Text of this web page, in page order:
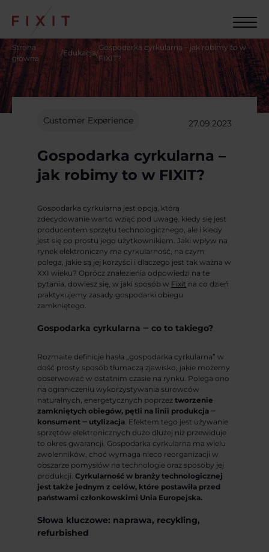
Strona
główna
/Edukacja/
Gospodarka cyrkularna – jak robimy to w
FIXIT?
Customer Experience 27.09.2023
Gospodarka cyrkularna –
jak robimy to w FIXIT?
Gospodarka cyrkularna jest opcją, którą
zdecydowanie warto wziąć pod uwagę, kiedy się jest
producentem sprzętu technologicznego, ale i kiedy
jest się po prostu jego użytkownikiem. Jaki wpływ na
rynek elektroniczny ma cyrkularność, na czym
polega, jakie są jej korzyści i dlaczego jest tak ważna w
XXI wieku? Oprócz znalezienia odpowiedzi na te
pytania, dowiesz się, w jaki sposób w Fixit na co dzień
praktykujemy zasady gospodarki obiegu
zamkniętego.
Gospodarka cyrkularna ‒ co to takiego?
Rozmaite definicje hasła „gospodarka cyrkularna” w
dość prosty sposób tłumaczą zjawisko, jakie możemy
obserwować w ostatnim czasie na rynku. Polega ono
na ograniczeniu wykorzystywania surowców
naturalnych, energetycznych poprzeztworzenie
zamkniętych obiegów, pętli na linii produkcja ‒
konsument ‒ utylizacja. Efektem tego jest używanie
sprzętów elektronicznych dużo dłużej niż przewiduje
to okres gwarancji. Gospodarka cyrkularna ma wielu
zwolenników, choć wymaga nieco reorganizacji w
obszarze pomysłów na technologie oraz sposoby jej
produkcji.Cyrkularność w branży technologicznej
jest także jednym z celów, które postawiła przed
państwami członkowskimi Unia Europejska.
Słowa kluczowe: naprawa, recykling,
refurbished